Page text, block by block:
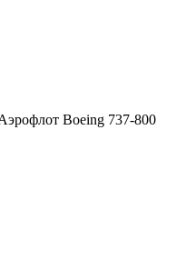
Boeing 737-800